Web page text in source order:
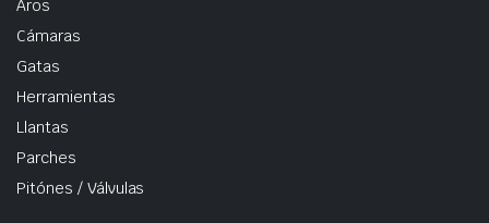
Aros
Cámaras
Gatas
Herramientas
Llantas
Parches
Pitónes / Válvulas